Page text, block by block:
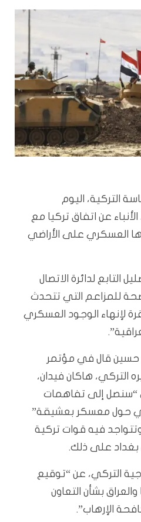
التركية، اليوم
(22 آب 2024)، الأنباء عن اتفاق تركيا مع
العسكري على الأراضي
التابع لدائرة الاتصال
صحة للمزاعم التي تتحدث
لإنهاء الوجود العسكري
حسين قال في مؤتمر
هاكان فيدان،
“سنصل إلى تفاهمات
حول معسكر بعشيقة”
فيه قوات تركية
بغداد على ذلك.
التركي، عن “توقيع
بشأن التعاون
الإرهاب”.